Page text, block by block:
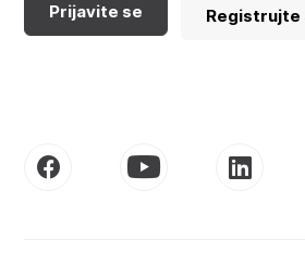
Prijavite se Registrujte